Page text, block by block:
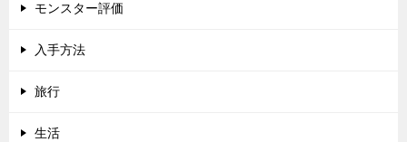
モンスター評価
入手方法
旅行
生活